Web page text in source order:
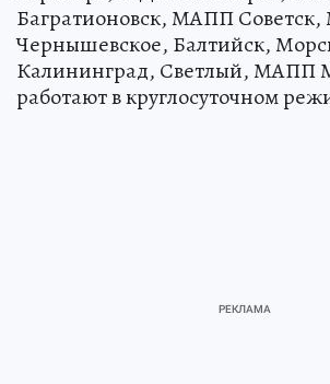
Аэропорт, ЖДПП Нестеров,
Багратионовск, МАПП
Чернышевское, Балтийск,
Калининград, Светлый, МАПП